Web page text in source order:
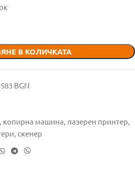
В КОЛИЧКАТА
BGN
, копирна машина, лазерен принтер,
, скенер